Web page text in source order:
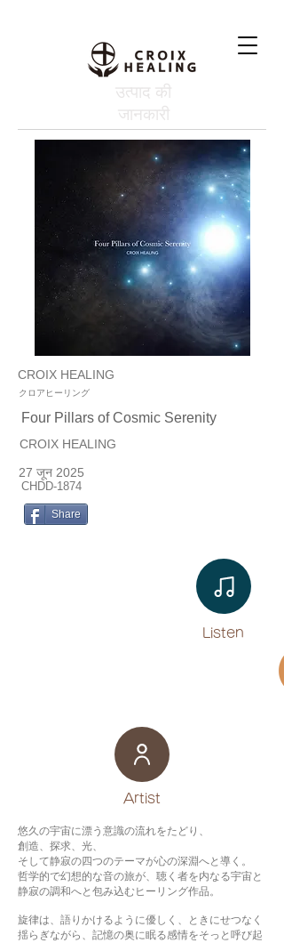
उत्पाद की
जानकारी
CROIX HEALING
クロアヒーリング
Four Pillars of Cosmic Serenity
CROIX HEALING
27 जून 2025
CHDD-1874
Share
Listen​
​Artist
悠久の宇宙に漂う意識の流れをたどり、
創造、探求、光、
そして静寂の四つのテーマが心の深淵へと導く。
哲学的で幻想的な音の旅が、聴く者を内なる宇宙と
静寂の調和へと包み込むヒーリング作品。
旋律は、語りかけるように優しく、ときにせつなく
揺らぎながら、記憶の奥に眠る感情をそっと呼び起